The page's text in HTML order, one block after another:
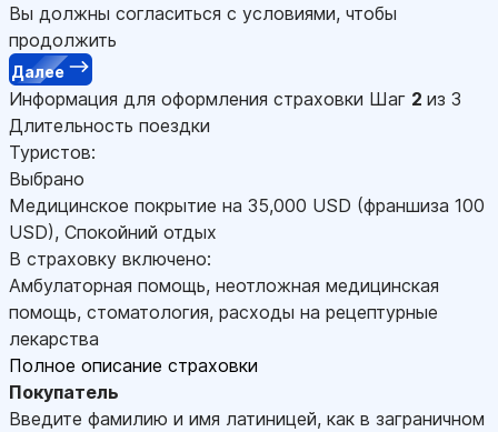
Вы должны согласиться с условиями, чтобы
продолжить
Далее
Информация для оформления страховки Шаг 2 из 3
Длительность поездки
Туристов:
Выбрано
Медицинское покрытие на 35,000 USD (франшиза 100
USD), Спокойний отдых
В страховку включено:
Амбулаторная помощь, неотложная медицинская
помощь, стоматология, расходы на рецептурные
лекарства
Полное описание страховки
Покупатель
Введите фамилию и имя латиницей, как в заграничном